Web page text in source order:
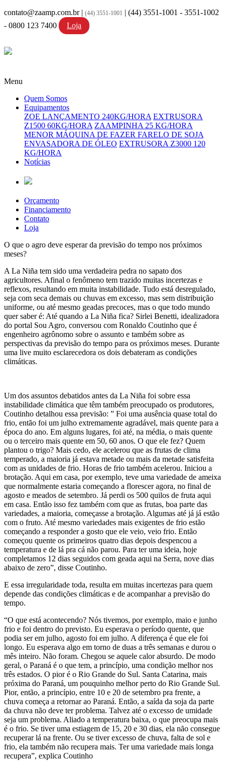
contato@zaamp.com.br | (44) 3551-1001 | (44) 3551-1001 - 3551-1002
- 0800 123 7400
Loja
Menu
Quem Somos
Equipamentos
ZOE LANÇAMENTO 240KG/HORA EXTRUSORA
Z1500 60KG/HORA ZAAMPINHA 25 KG/HORA
MENOR MÁQUINA DE FAZER FARELO DE SOJA
ENVASADORA DE ÓLEO EXTRUSORA Z3000 120
KG/HORA
Notícias
Orçamento
Financiamento
Contato
Loja
O que o agro deve esperar da previsão do tempo nos próximos
meses?
A La Niña tem sido uma verdadeira pedra no sapato dos
agricultores. Afinal o fenômeno tem trazido muitas incertezas e
reflexos, resultando em muita instabilidade. Tudo está desregulado,
seja com seca demais ou chuvas em excesso, mas sem distribuição
uniforme, ou até mesmo geadas precoces, mas o que todo mundo
quer saber é: Até quando a La Niña fica? Sirlei Benetti, idealizadora
do portal Sou Agro, conversou com Ronaldo Coutinho que é
engenheiro agrônomo sobre o assunto e também sobre as
perspectivas da previsão do tempo para os próximos meses. Durante
uma live muito esclarecedora os dois debateram as condições
climáticas.
Um dos assuntos debatidos antes da La Niña foi sobre essa
instabilidade climática que têm também preocupado os produtores,
Coutinho detalhou essa previsão: ” Foi uma ausência quase total do
frio, então foi um julho extremamente agradável, mais quente para a
época do ano. Em alguns lugares, foi até, na média, o mais quente
ou o terceiro mais quente em 50, 60 anos. O que ele fez? Quem
plantou o trigo? Mais cedo, ele acelerou que as frutas de clima
temperado, a maioria já estava metade ou mais da metade satisfeita
com as unidades de frio. Horas de frio também acelerou. Iniciou a
brotação. Aqui em casa, por exemplo, teve uma variedade de ameixa
que normalmente estaria começando a florescer agora, no final de
agosto e meados de setembro. Já perdi os 500 quilos de fruta aqui
em casa. Então isso fez também com que as frutas, boa parte das
variedades, a maioria, começasse a brotação. Algumas até já já estão
com o fruto. Até mesmo variedades mais exigentes de frio estão
começando a responder a gosto que ele veio, veio frio. Então
começou quente os primeiros quatro dias depois despencou a
temperatura e de lá pra cá não parou. Para ter uma ideia, hoje
completamos 12 dias seguidos com geada aqui na Serra, nove dias
abaixo de zero”, disse Coutinho.
E essa irregularidade toda, resulta em muitas incertezas para quem
depende das condições climáticas e de acompanhar a previsão do
tempo.
“O que está acontecendo? Nós tivemos, por exemplo, maio e junho
frio e foi dentro do previsto. Eu esperava o período quente, que
podia ser em julho, agosto foi em julho. A diferença é que ele foi
longo. Eu esperava algo em torno de duas a três semanas e durou o
mês inteiro. Não foram. Chegou se aquele calor absurdo. De modo
geral, o Paraná é o que tem, a princípio, uma condição melhor nos
três estados. O pior é o Rio Grande do Sul. Santa Catarina, mais
próxima do Paraná, um pouquinho melhor perto do Rio Grande Sul.
Pior, então, a princípio, entre 10 e 20 de setembro pra frente, a
chuva começa a retornar ao Paraná. Então, a saída da soja da parte
da chuva não deve ter problema. Talvez até o excesso de umidade
seja um problema. Aliado a temperatura baixa, o que preocupa mais
é o frio. Se tiver uma estiagem de 15, 20 e 30 dias, ela não consegue
recuperar lá na frente. Ou se tiver excesso de chuva, falta de sol e
frio, ela também não recupera mais. Ter uma variedade mais longa
recupera”, explica Coutinho